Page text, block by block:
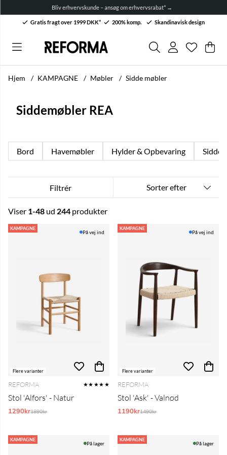
Alt til sommerbordet! Op til 50 % rabat. →
Gratis fragt over 1999 DKK* 200% komp. Skandinavisk design
Antal på
. .
Hjem KAMPAGNE Møbler Sidde møbler
Siddemøbler REA
Bord Havemøbler Hylder & Opbevaring Sidde
Filtrér Sorter efter
Viser 1-48 ud 244 produkter
Produkter
KAMPAGNE
Flere varianter
På vej ind
REFORMA ★★★★★
Stol 'Alfors' - Natur
1290krNormalpris:
1890kr
KAMPAGNE
Flere varianter
På vej ind
REFORMA
Stol 'Ask' - Valnød
1190krNormalpris:
1490kr
KAMPAGNE
På lager
KAMPAGNE
På lager